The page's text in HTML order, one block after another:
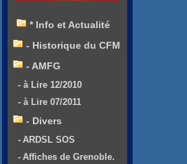
* Info et Actualité
- Historique du CFM
- AMFG
- à Lire 12/2010
- à Lire 07/2011
- Divers
- ARDSL SOS
- Affiches de Grenoble.